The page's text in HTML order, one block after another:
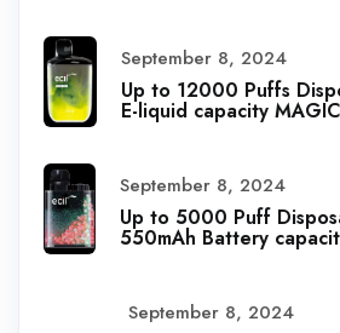
September 8, 2024
Up to 12000 Puffs
E-liquid capacity
September 8, 2024
Up to 5000 Puff
550mAh Battery
September 8, 2024